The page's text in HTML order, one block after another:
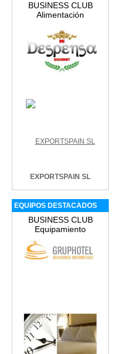
BUSINESS CLUB
Alimentación
EXPORTSPAIN SL
EQUIPOS DESTACADOS
BUSINESS CLUB
Equipamiento